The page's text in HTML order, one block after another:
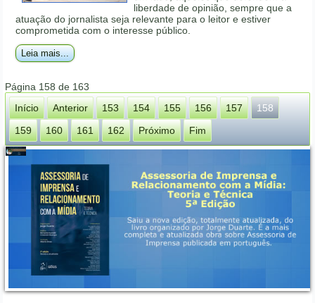
liberdade de opinião, sempre que a
atuação do jornalista seja relevante para o leitor e estiver
comprometida com o interesse público.
Leia mais...
Página 158 de 163
Início
Anterior 153 154 155 156 157
158
159
160 161 162 Próximo Fim